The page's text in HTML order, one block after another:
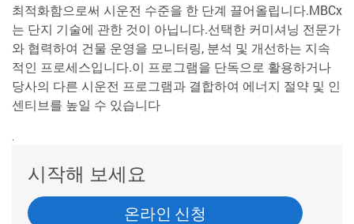
최적화함으로써 시운전 수준을 한 단계 끌어올립니다.MBCx
는 단지 기술에 관한 것이 아닙니다.선택한 커미셔닝 전문가
와 협력하여 건물 운영을 모니터링, 분석 및 개선하는 지속
적인 프로세스입니다.이 프로그램을 단독으로 활용하거나
당사의 다른 시운전 프로그램과 결합하여 에너지 절약 및 인
센티브를 높일 수 있습니다
.
시작해 보세요
온라인 신청